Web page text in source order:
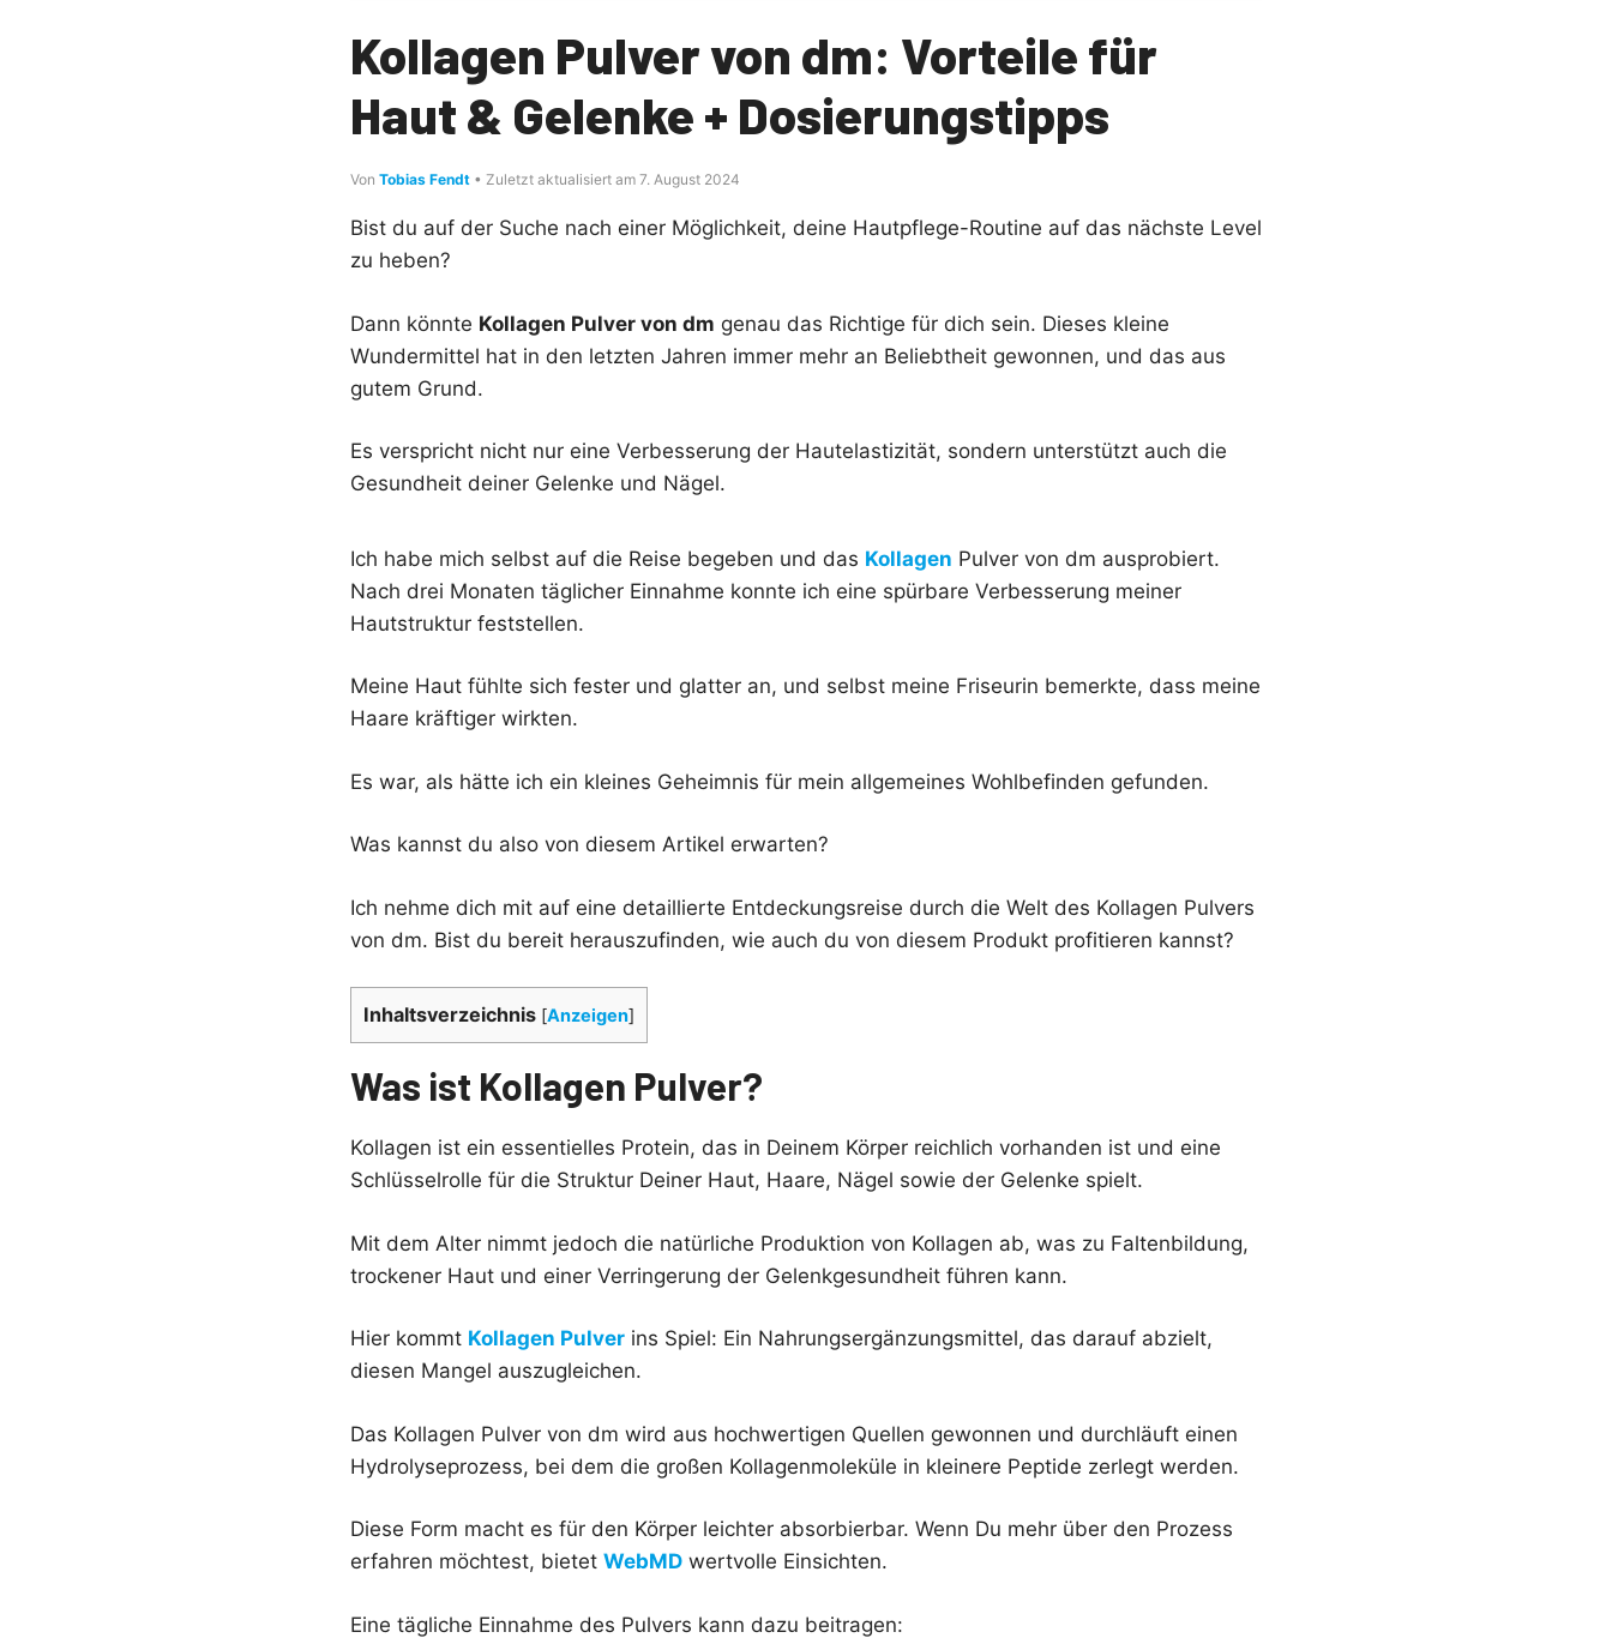
Kollagen Pulver von dm: Vorteile für
Haut & Gelenke + Dosierungstipps
Von Tobias Fendt • Zuletzt aktualisiert am 7. August 2024
Bist du auf der Suche nach einer Möglichkeit, deine Hautpflege-Routine auf das nächste Level
zu heben?
Dann könnte Kollagen Pulver von dm genau das Richtige für dich sein. Dieses kleine
Wundermittel hat in den letzten Jahren immer mehr an Beliebtheit gewonnen, und das aus
gutem Grund.
Es verspricht nicht nur eine Verbesserung der Hautelastizität, sondern unterstützt auch die
Gesundheit deiner Gelenke und Nägel.
Ich habe mich selbst auf die Reise begeben und das Kollagen Pulver von dm ausprobiert.
Nach drei Monaten täglicher Einnahme konnte ich eine spürbare Verbesserung meiner
Hautstruktur feststellen.
Meine Haut fühlte sich fester und glatter an, und selbst meine Friseurin bemerkte, dass meine
Haare kräftiger wirkten.
Es war, als hätte ich ein kleines Geheimnis für mein allgemeines Wohlbefinden gefunden.
Was kannst du also von diesem Artikel erwarten?
Ich nehme dich mit auf eine detaillierte Entdeckungsreise durch die Welt des Kollagen Pulvers
von dm. Bist du bereit herauszufinden, wie auch du von diesem Produkt profitieren kannst?
Inhaltsverzeichnis [Anzeigen]
Was ist Kollagen Pulver?
Kollagen ist ein essentielles Protein, das in Deinem Körper reichlich vorhanden ist und eine
Schlüsselrolle für die Struktur Deiner Haut, Haare, Nägel sowie der Gelenke spielt.
Mit dem Alter nimmt jedoch die natürliche Produktion von Kollagen ab, was zu Faltenbildung,
trockener Haut und einer Verringerung der Gelenkgesundheit führen kann.
Hier kommt Kollagen Pulver ins Spiel: Ein Nahrungsergänzungsmittel, das darauf abzielt,
diesen Mangel auszugleichen.
Das Kollagen Pulver von dm wird aus hochwertigen Quellen gewonnen und durchläuft einen
Hydrolyseprozess, bei dem die großen Kollagenmoleküle in kleinere Peptide zerlegt werden.
Diese Form macht es für den Körper leichter absorbierbar. Wenn Du mehr über den Prozess
erfahren möchtest, bietet WebMD wertvolle Einsichten.
Eine tägliche Einnahme des Pulvers kann dazu beitragen: